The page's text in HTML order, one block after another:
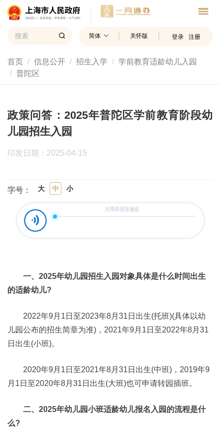
简体 关怀版 登录 注册
首页 信息公开 招生入学
学前教育适龄幼儿入园
普陀区
政策问答：2025年普陀区学前教育阶段幼
儿园招生入园
印发日期：2025-04-15
字号： 大 中 小
一、2025年幼儿园招生入园对象具体是什么时间出生
的适龄幼儿?
2022年9月1日至2023年8月31日出生(托班)(具体以幼
儿园公布的招生简章为准)，2021年9月1日至2022年8月31
日出生(小班)。
2020年9月1日至2021年8月31日出生(中班)，2019年9
月1日至2020年8月31日出生(大班)也可申请转园插班。
二、2025年幼儿园小班适龄幼儿报名入园的流程是什
么?